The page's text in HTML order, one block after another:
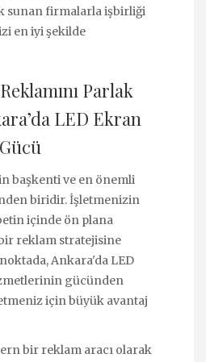
sunan firmalarla işbirliği
en iyi şekilde
Parlak
LED Ekran
başkenti ve en önemli
biridir. İşletmenizin
içinde ön plana
reklam stratejisine
Ankara'da LED
gücünden
için büyük avantaj
bir reklam aracı olarak